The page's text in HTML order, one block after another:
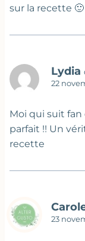
sur la recette 🙂
Lydia
22
Moi qui suit
parfait !! Un
recette
23